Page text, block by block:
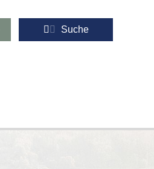
Suche